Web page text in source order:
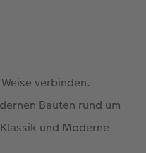
verbinden.
Bauten rund um
und Moderne